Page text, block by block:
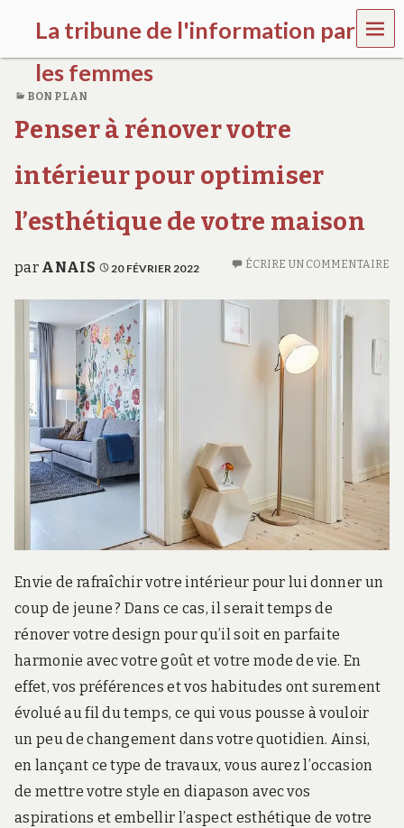
La tribune de l'information par
les femmes
a
t
i
u
n
w
m
n
s
a
a
r
s
.
f
r
MEN
U
BON PLAN
Penser à rénover votre
intérieur pour optimiser
l’esthétique de votre maison
par ANAIS 20 FÉVRIER 2022 ÉCRIRE UN COMMENTAIRE
Envie de rafraîchir votre intérieur pour lui donner un
coup de jeune ? Dans ce cas, il serait temps de
rénover votre design pour qu’il soit en parfaite
harmonie avec votre goût et votre mode de vie. En
effet, vos préférences et vos habitudes ont surement
évolué au fil du temps, ce qui vous pousse à vouloir
un peu de changement dans votre quotidien. Ainsi,
en lançant ce type de travaux, vous aurez l’occasion
de mettre votre style en diapason avec vos
aspirations et embellir l’aspect esthétique de votre